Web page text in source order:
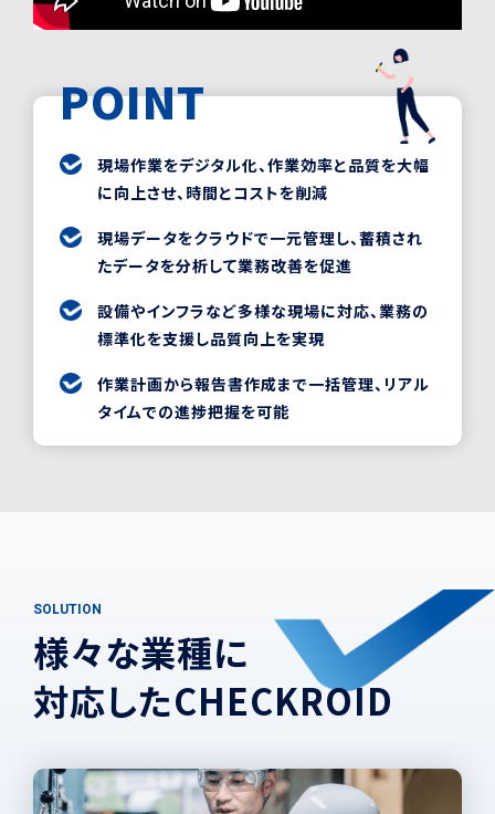
POINT
現場作業をデジタル化、作業効率と品質を大幅
に向上させ、時間とコストを削減
現場データをクラウドで一元管理し、蓄積され
たデータを分析して業務改善を促進
設備やインフラなど多様な現場に対応、業務の
標準化を支援し品質向上を実現
作業計画から報告書作成まで一括管理、リアル
タイムでの進捗把握を可能
SO LUT O N
様々な業種に
対応したCHECKROID